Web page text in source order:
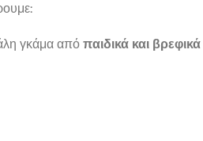
γκάμα από παιδικά και βρεφικά